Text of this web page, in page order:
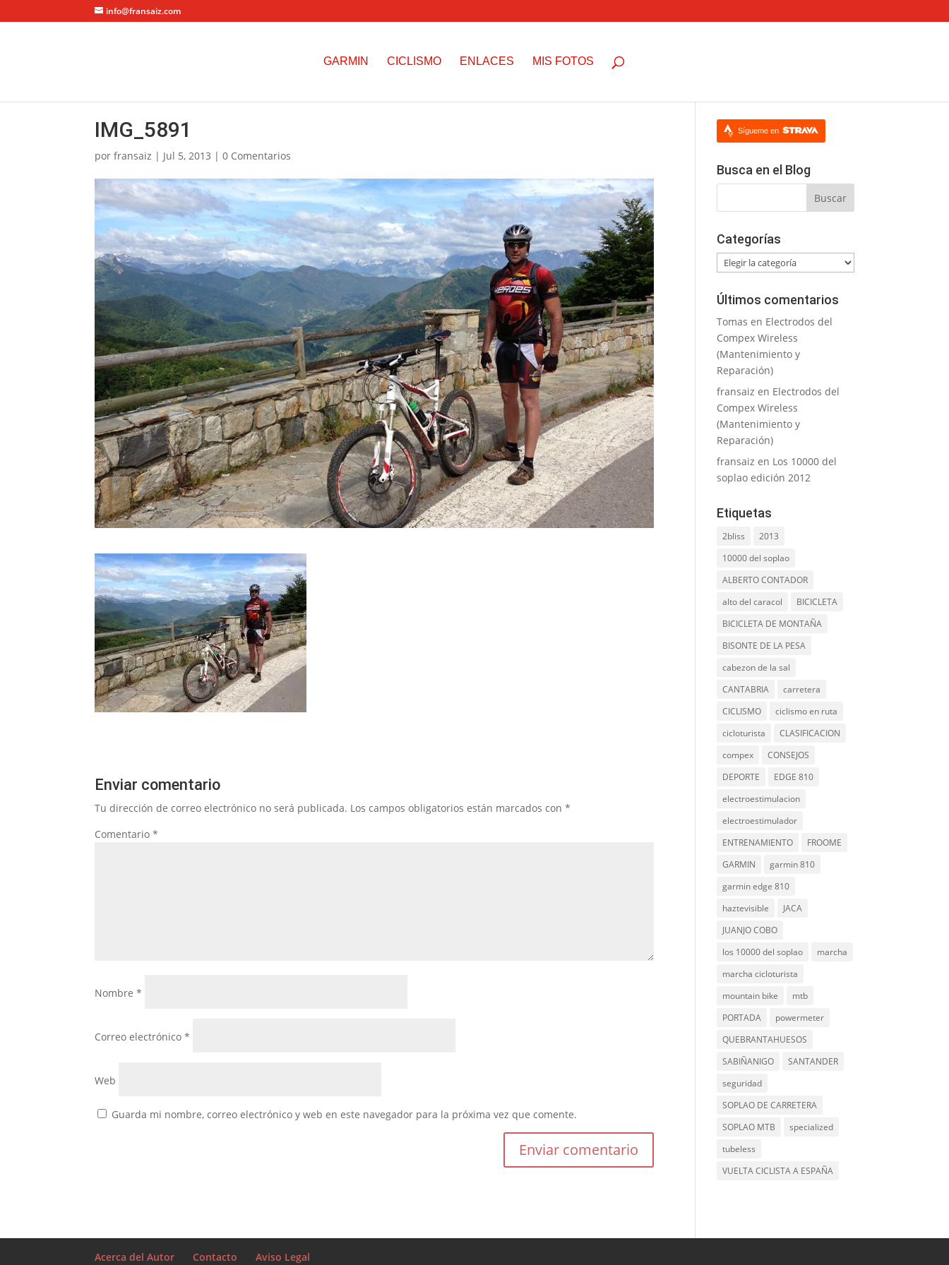
info@fransaiz.com
GARMIN CICLISMO ENLACES MIS FOTOS
IMG_5891
porfransaiz | Jul 5, 2013 |0 Comentarios
Enviar comentario
Tu dirección de correo electrónico no será publicada. Los campos obligatorios están marcados con*
Comentario*
Nombre*
Correo electrónico*
Web
Guarda mi nombre, correo electrónico y web en este navegador para la próxima vez que comente.
Sígueme en
Busca en el Blog
Categorías
Categorías
Últimos comentarios
Tomas en Electrodos del
Compex Wireless
(Mantenimiento y
Reparación)
fransaiz en Electrodos del
Compex Wireless
(Mantenimiento y
Reparación)
fransaiz en Los 10000 del
soplao edición 2012
Etiquetas
2bliss
2013
10000 del soplao
ALBERTO CONTADOR
alto del caracol
BICICLETA
BICICLETA DE MONTAÑA
BISONTE DE LA PESA
cabezon de la sal
CANTABRIA
carretera
CICLISMO
ciclismo en ruta
cicloturista
CLASIFICACION
compex
CONSEJOS
DEPORTE
EDGE 810
electroestimulacion
electroestimulador
ENTRENAMIENTO
FROOME
GARMIN
garmin 810
garmin edge 810
haztevisible
JACA
JUANJO COBO
los 10000 del soplao
marcha
marcha cicloturista
mountain bike
mtb
PORTADA
powermeter
QUEBRANTAHUESOS
SABIÑANIGO
SANTANDER
seguridad
SOPLAO DE CARRETERA
SOPLAO MTB
specialized
tubeless
VUELTA CICLISTA A ESPAÑA
Acerca del Autor Contacto Aviso Legal